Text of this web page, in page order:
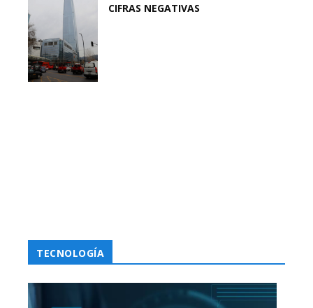
CIFRAS NEGATIVAS
TECNOLOGÍA